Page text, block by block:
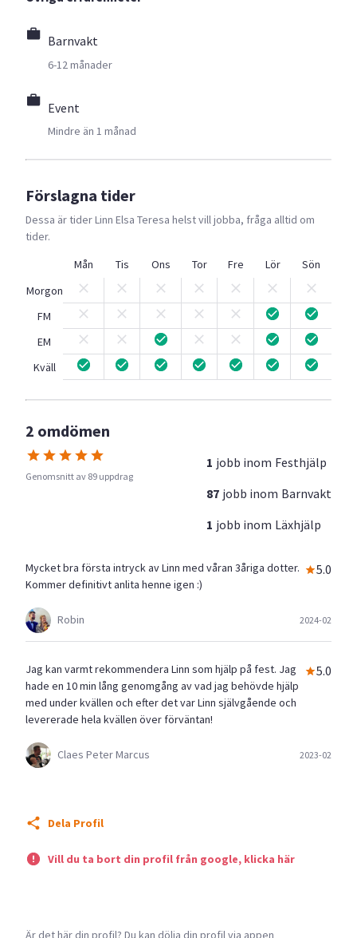
Barnvakt
6-12 månader
Event
Mindre än 1 månad
Förslagna tider
Dessa är tiderLinn Elsa Teresa helst vill jobba, fråga alltid om
tider.
Mån
Tis Ons Tor Fre Lör
Sön
Morgon
FM
EM
Kväll
2 omdömen
Genomsnitt av 89 uppdrag
1 jobb inom Festhjälp
87 jobb inom Barnvakt
1 jobb inom Läxhjälp
Mycket bra första intryck av Linn med våran 3åriga dotter.
Kommer definitivt anlita henne igen :)
5.0
Robin 2024-02
Jag kan varmt rekommendera Linn som hjälp på fest. Jag
hade en 10 min lång genomgång av vad jag behövde hjälp
med under kvällen och efter det var Linn självgående och
levererade hela kvällen över förväntan!
5.0
Claes Peter Marcus 2023-02
Dela Profil
Vill du ta bort din profil från google, klicka här
Är det här din profil? Du kan dölja din profil via appen